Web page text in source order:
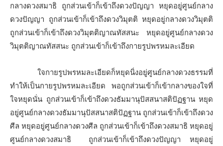
กลางดวงสมาธิ ถูกส่วนเข้าก็เข้าถึงดวงปัญญา หยุดอยู่ศูนย์กลาง
ดวงปัญญา ถูกส่วนเข้าก็เข้าถึงดวงวิมุตติ หยุดอยู่กลางดวงวิมุตติ
ถูกส่วนเข้าก็เข้าถึงดวงวิมุตติญาณทัสสนะ หยุดอยู่ศูนย์กลางดวง
วิมุตติญาณทัสสนะ ถูกส่วนเข้าก็เข้าถึงกายรูปพรหมละเอียด
ใจกายรูปพรหมละเอียดก็หยุดนิ่งอยู่ศูนย์กลางดวงธรรมที่
ทำให้เป็นกายรูปพรหมละเอียด พอถูกส่วนเข้าก็เข้ากลางของใจที่
ใจหยุดนั่น ถูกส่วนเข้าก็เข้าถึงดวงธัมมานุปัสสนาสติปัฏฐาน หยุด
อยู่ศูนย์กลางดวงธัมมานุปัสสนาสติปัฏฐาน ถูกส่วนเข้าก็เข้าถึงดวง
ศีล หยุดอยู่ศูนย์กลางดวงศีล ถูกส่วนเข้าก็เข้าถึงดวงสมาธิ หยุดอยู่
ศูนย์กลางดวงสมาธิ ถูกส่วนเข้าก็เข้าถึงดวงปัญญา หยุดอยู่